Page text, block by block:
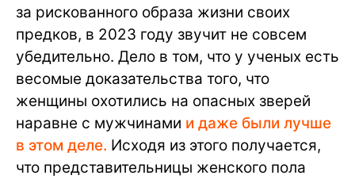
за рискованного образа жизни своих
предков, в 2023 году звучит не совсем
убедительно. Дело в том, что у ученых есть
весомые доказательства того, что
женщины охотились на опасных зверей
наравне с мужчинами и даже были лучше
в этом деле. Исходя из этого получается,
что представительницы женского пола